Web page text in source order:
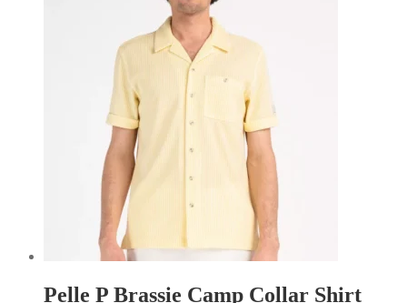
flera
varianter.
De
olika
alternativen
kan
på
produktsidan
Pelle P Brassie Camp Collar Shirt